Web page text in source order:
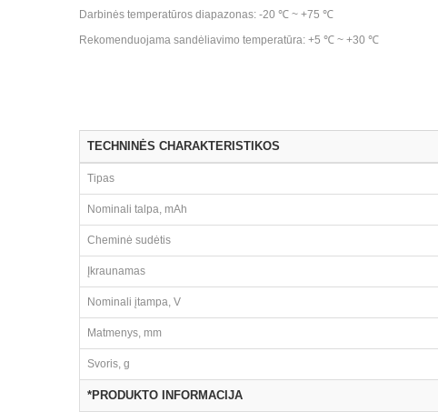
Darbinės temperatūros diapazonas: -20 ℃ ~ +75 ℃
Rekomenduojama sandėliavimo temperatūra: +5 ℃ ~ +30 ℃
TECHNINĖS CHARAKTERISTIKOS
Tipas
Nominali talpa, mAh
Cheminė sudėtis
Įkraunamas
Nominali įtampa, V
Matmenys, mm
Svoris, g
*PRODUKTO INFORMACIJA